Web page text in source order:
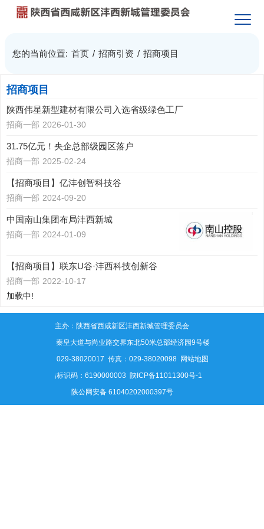
您的当前位置: 首页 / 招商引资 / 招商项目
招商项目
陕西伟星新型建材有限公司入选省级绿色工厂
招商一部 2026-01-30
31.75亿元！央企总部级园区落户
招商一部 2025-02-24
【招商项目】亿沣创智科技谷
招商一部 2024-09-20
中国南山集团布局沣西新城
招商一部 2024-01-09
【招商项目】联东U谷·沣西科技创新谷
招商一部 2022-10-17
加载中!
主办：陕西省西咸新区沣西新城管理委员会
地址：秦皇大道与尚业路交界东北50米总部经济园9号楼
电话：029-38020017 传真：029-38020098 网站地图
网站标识码：6190000003 陕ICP备11011300号-1
陕公网安备 61040202000397号